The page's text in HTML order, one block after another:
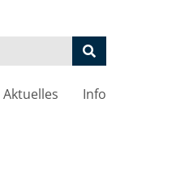
Aktuelles Info